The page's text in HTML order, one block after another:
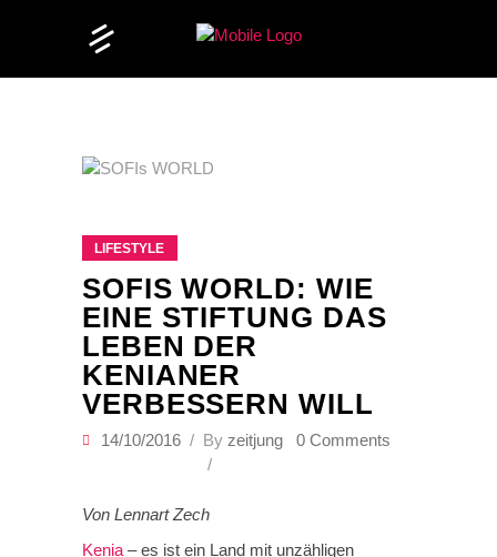
LIFESTYLE
SOFIS WORLD: WIE
EINE STIFTUNG DAS
LEBEN DER
KENIANER
VERBESSERN WILL
14/10/2016 By zeitjung 0 Comments
Von Lennart Zech
Kenia – es ist ein Land mit unzähligen